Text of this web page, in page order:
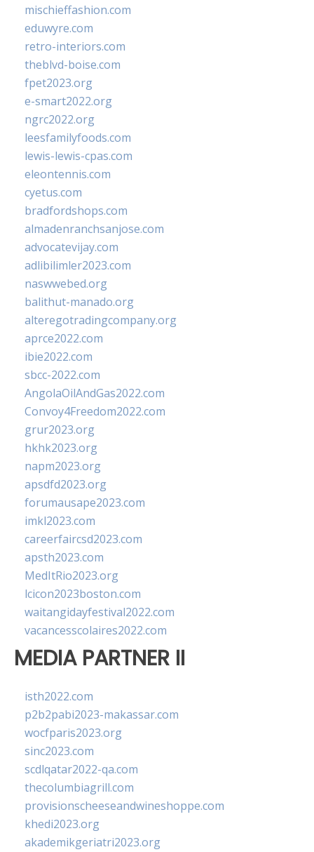
mischieffashion.com
eduwyre.com
retro-interiors.com
theblvd-boise.com
fpet2023.org
e-smart2022.org
ngrc2022.org
leesfamilyfoods.com
lewis-lewis-cpas.com
eleontennis.com
cyetus.com
bradfordshops.com
almadenranchsanjose.com
advocatevijay.com
adlibilimler2023.com
naswwebed.org
balithut-manado.org
alteregotradingcompany.org
aprce2022.com
ibie2022.com
sbcc-2022.com
AngolaOilAndGas2022.com
Convoy4Freedom2022.com
grur2023.org
hkhk2023.org
napm2023.org
apsdfd2023.org
forumausape2023.com
imkl2023.com
careerfaircsd2023.com
apsth2023.com
MedItRio2023.org
lcicon2023boston.com
waitangidayfestival2022.com
vacancesscolaires2022.com
MEDIA PARTNER II
isth2022.com
p2b2pabi2023-makassar.com
wocfparis2023.org
sinc2023.com
scdlqatar2022-qa.com
thecolumbiagrill.com
provisionscheeseandwineshoppe.com
khedi2023.org
akademikgeriatri2023.org